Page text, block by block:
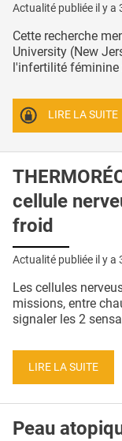
Actualité publiée il y a
Cette recherche
University (New
l'infertilité féminine
LIRE LA SUITE
cellule
froid
Actualité publiée il y a
Les cellules
missions, entre
signaler les 2
LIRE LA SUITE
Peau